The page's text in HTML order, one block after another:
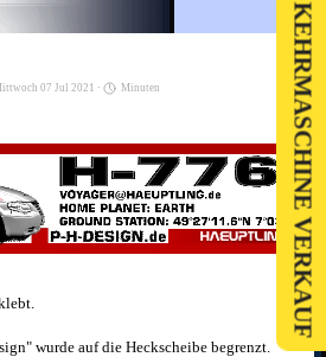
07 Jul 2021 ·
Minuten
wurde auf die Heckscheibe begrenzt.
KEHRMASCHINE VERKAUF